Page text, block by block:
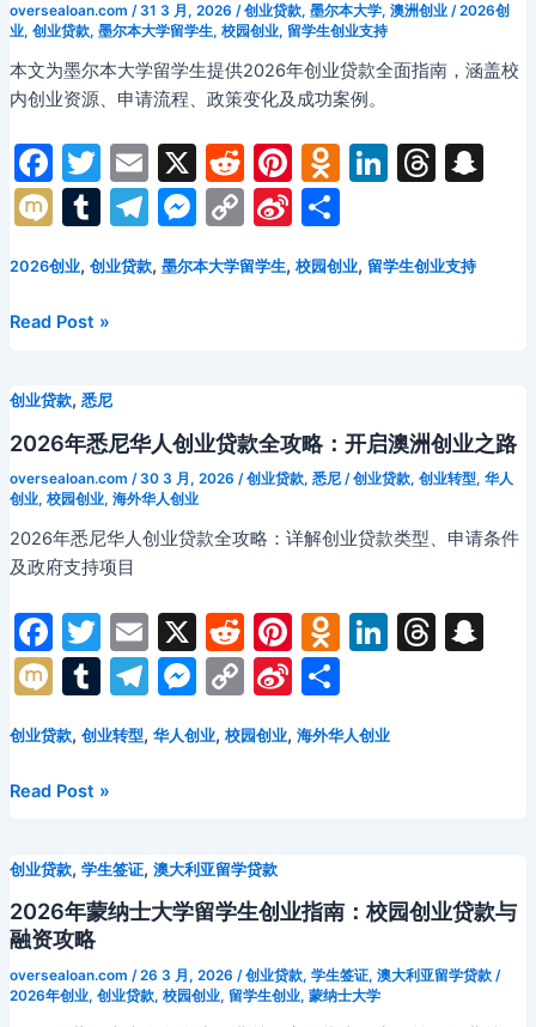
品
牌
出
海
路
融
资
育
训
机
构
贷
款
全
攻
行
资
案
与
成
功
申
指
南
oversealoan.com /31 3 月, 2026 /创业贷款, 墨尔本大学, 澳洲创业/2026创
业, 创业贷款, 墨尔本大学留学生, 校园创业, 留学生创业支持
本文为墨尔本大学留学生提供2026年创业贷款全面指南，涵盖校
内创业资源、申请流程、政策变化及成功案例。
F
a
c
e
b
o
k
T
w
itt
er
E
m
ai
l
X R
e
d
di
Pi
nt
er
e
O
d
n
o
s
ni
Li
e
T
a
S
M
ix
i
T
u
m
bl
T
e
M
e
s
g
er
C
p
k
Si
n
a
o
分
享
2026创业, 创业贷款, 墨尔本大学留学生, 校园创业, 留学生创业支持
2026
尔
本
学
学
生
创
业
贷
款
全
略：
创
与
融
资
Read Post »
创业贷款, 悉尼
2026年悉尼华人创业贷款全攻略：开启澳洲创业之路
oversealoan.com /30 3 月, 2026 /创业贷款, 悉尼/创业贷款, 创业转型, 华人
创业, 校园创业, 海外华人创业
2026年悉尼华人创业贷款全攻略：详解创业贷款类型、申请条件
及政府支持项目
F
a
c
e
b
o
k
T
w
itt
er
E
m
ai
l
X R
e
d
di
Pi
nt
er
e
O
d
n
o
s
ni
ki
Li
e
T S
M
ix
i
T
u
m
bl
T
e
m
M
e
s
n
g
C
p
n
k
Si
a
o
分
创业贷款, 创业转型, 华人创业, 校园创业, 海外华人创业
2026
尼
华
人
业
Read Post »
创业贷款, 学生签证, 澳大利亚留学贷款
2026年蒙纳士大学留学生创业指南：校园创业贷款与
融资攻略
oversealoan.com /26 3 月, 2026 /创业贷款, 学生签证, 澳大利亚留学贷款/
2026年创业, 创业贷款, 校园创业, 留学生创业, 蒙纳士大学